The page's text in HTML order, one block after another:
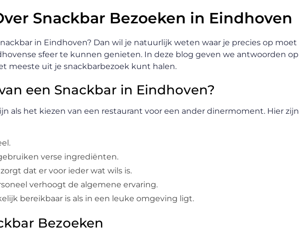
Snackbar Bezoeken in Eindhoven
in Eindhoven? Dan wil je natuurlijk weten waar je precies op moet
sfeer te kunnen genieten. In deze blog geven we antwoorden op
meeste uit je snackbarbezoek kunt halen.
een Snackbar in Eindhoven?
als het kiezen van een restaurant voor een ander dinermoment. Hier zijn
verse ingrediënten.
dat er voor ieder wat wils is.
verhoogt de algemene ervaring.
bereikbaar is als in een leuke omgeving ligt.
Bezoeken